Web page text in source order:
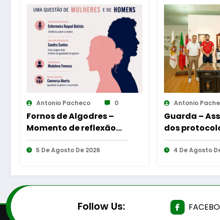
Antonio Pacheco 0
Guarda – Assinatura
dos protocolos de
cooperação entre
Bombeiros Egitanienses
4 De Agosto De 2026
Antonio
Mangualde –
Bairro
4 De Agosto
Follow Us: